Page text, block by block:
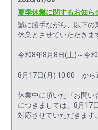
夏季休業に関するお知ら
誠に勝手ながら、以下の
休業とさせていただきま
令和8年8月8日(土)～令
8月17日(月) 10:00 から
休業中に頂いた『お問い
につきましては、8月17
対応させていただきます。